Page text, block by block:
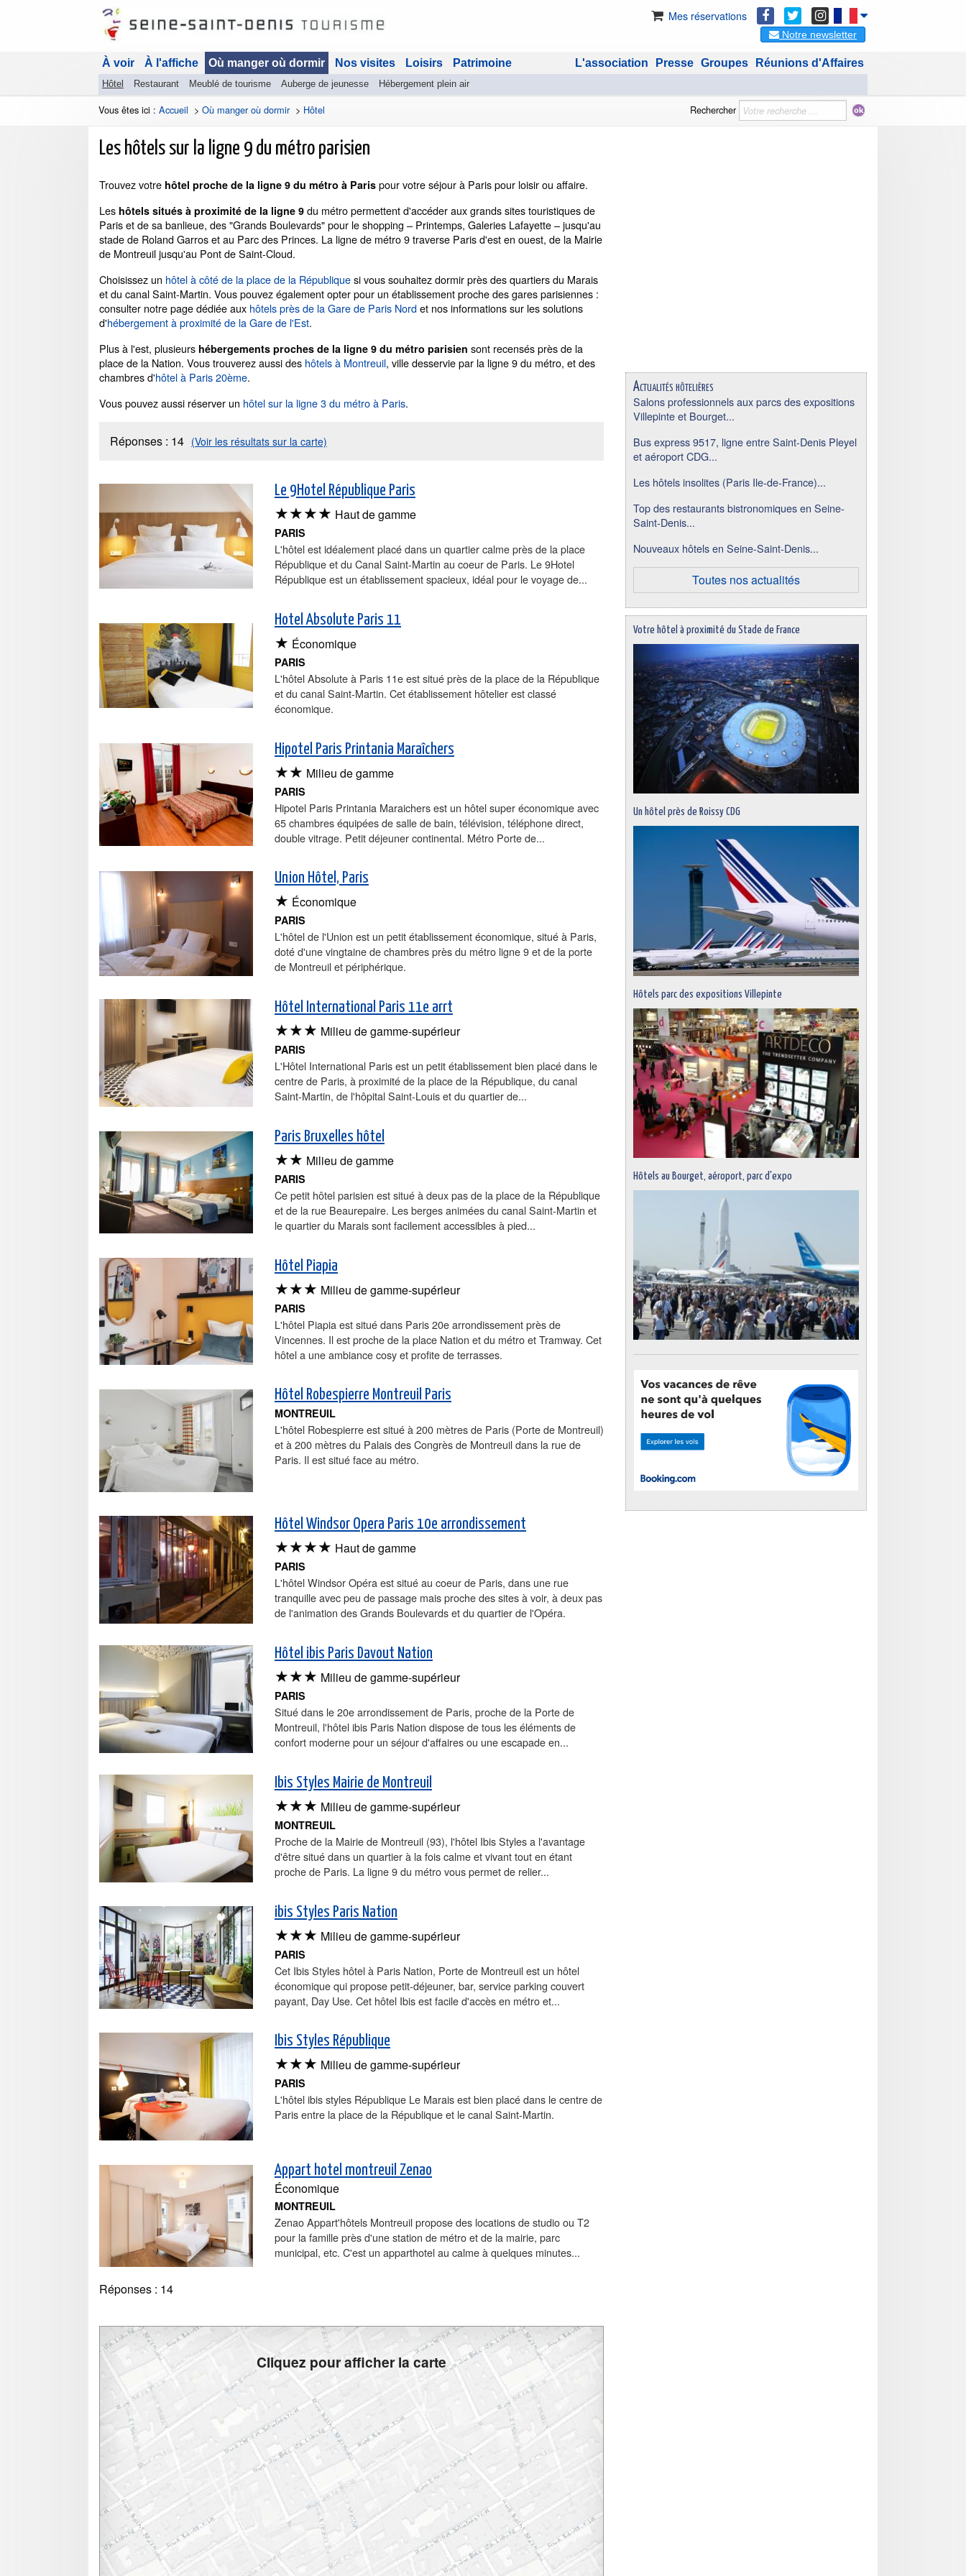
Mes réservations
Notre newsletter
À voir À l'affiche Où manger où dormir
Hôtel Restaurant Meublé de tourisme Auberge de jeunesse Hébergement plein air
Nos visites Loisirs Patrimoine Réunions d'Affaires
Groupes
Presse
L'association
Vous êtes ici : Accueil > Où manger où dormir> Hôtel Rechercher
Les hôtels sur la ligne 9 du métro parisien
Trouvez votre hôtel proche de la ligne 9 du métro à Paris pour votre séjour à Paris pour loisir ou affaire.
Les hôtels situés à proximité de la ligne 9 du métro permettent d'accéder aux grands sites touristiques de
Paris et de sa banlieue, des "Grands Boulevards" pour le shopping – Printemps, Galeries Lafayette – jusqu'au
stade de Roland Garros et au Parc des Princes. La ligne de métro 9 traverse Paris d'est en ouest, de la Mairie
de Montreuil jusqu'au Pont de Saint-Cloud.
Choisissez un hôtel à côté de la place de la Républiquesi vous souhaitez dormir près des quartiers du Marais
et du canal Saint-Martin. Vous pouvez également opter pour un établissement proche des gares parisiennes :
consulter notre page dédiée aux hôtels près de la Gare de Paris Nordet nos informations sur les solutions
d'hébergement à proximité de la Gare de l'Est.
Plus à l'est, plusieurs hébergements proches de la ligne 9 du métro parisien sont recensés près de la
place de la Nation. Vous trouverez aussi des hôtels à Montreuil, ville desservie par la ligne 9 du métro, et des
chambres d'hôtel à Paris 20ème.
Vous pouvez aussi réserver un hôtel sur la ligne 3 du métro à Paris.
Réponses : 14 (Voir les résultats sur la carte)
Le 9Hotel République Paris
★★★★ Haut de gamme
PARIS
L'hôtel est idéalement placé dans un quartier calme près de la place
République et du Canal Saint-Martin au coeur de Paris. Le 9Hotel
République est un établissement spacieux, idéal pour le voyage de...
Hotel Absolute Paris 11
★ Économique
PARIS
L'hôtel Absolute à Paris 11e est situé près de la place de la République
et du canal Saint-Martin. Cet établissement hôtelier est classé
économique.
Hipotel Paris Printania Maraîchers
★★ Milieu de gamme
PARIS
Hipotel Paris Printania Maraichers est un hôtel super économique avec
65 chambres équipées de salle de bain, télévision, téléphone direct,
double vitrage. Petit déjeuner continental. Métro Porte de...
Union Hôtel, Paris
★ Économique
PARIS
L'hôtel de l'Union est un petit établissement économique, situé à Paris,
doté d'une vingtaine de chambres près du métro ligne 9 et de la porte
de Montreuil et périphérique.
Hôtel International Paris 11e arrt
★★★ Milieu de gamme-supérieur
PARIS
L'Hôtel International Paris est un petit établissement bien placé dans le
centre de Paris, à proximité de la place de la République, du canal
Saint-Martin, de l'hôpital Saint-Louis et du quartier de...
Paris Bruxelles hôtel
★★ Milieu de gamme
PARIS
Ce petit hôtel parisien est situé à deux pas de la place de la République
et de la rue Beaurepaire. Les berges animées du canal Saint-Martin et
le quartier du Marais sont facilement accessibles à pied...
Hôtel Piapia
★★★ Milieu de gamme-supérieur
PARIS
L'hôtel Piapia est situé dans Paris 20e arrondissement près de
Vincennes. Il est proche de la place Nation et du métro et Tramway. Cet
hôtel a une ambiance cosy et profite de terrasses.
Hôtel Robespierre Montreuil Paris
MONTREUIL
L'hôtel Robespierre est situé à 200 mètres de Paris (Porte de Montreuil)
et à 200 mètres du Palais des Congrès de Montreuil dans la rue de
Paris. Il est situé face au métro.
Hôtel Windsor Opera Paris 10e arrondissement
★★★★ Haut de gamme
PARIS
L'hôtel Windsor Opéra est situé au coeur de Paris, dans une rue
tranquille avec peu de passage mais proche des sites à voir, à deux pas
de l'animation des Grands Boulevards et du quartier de l'Opéra.
Hôtel ibis Paris Davout Nation
★★★ Milieu de gamme-supérieur
PARIS
Situé dans le 20e arrondissement de Paris, proche de la Porte de
Montreuil, l'hôtel ibis Paris Nation dispose de tous les éléments de
confort moderne pour un séjour d'affaires ou une escapade en...
Ibis Styles Mairie de Montreuil
★★★ Milieu de gamme-supérieur
MONTREUIL
Proche de la Mairie de Montreuil (93), l'hôtel Ibis Styles a l'avantage
d'être situé dans un quartier à la fois calme et vivant tout en étant
proche de Paris. La ligne 9 du métro vous permet de relier...
ibis Styles Paris Nation
★★★ Milieu de gamme-supérieur
PARIS
Cet Ibis Styles hôtel à Paris Nation, Porte de Montreuil est un hôtel
économique qui propose petit-déjeuner, bar, service parking couvert
payant, Day Use. Cet hôtel Ibis est facile d'accès en métro et...
Ibis Styles République
★★★ Milieu de gamme-supérieur
PARIS
L'hôtel ibis styles République Le Marais est bien placé dans le centre de
Paris entre la place de la République et le canal Saint-Martin.
Appart hotel montreuil Zenao
Économique
MONTREUIL
Zenao Appart'hôtels Montreuil propose des locations de studio ou T2
pour la famille près d'une station de métro et de la mairie, parc
municipal, etc. C'est un apparthotel au calme à quelques minutes...
Réponses : 14
Cliquez pour afficher la carte
Actualités hôtelières
Salons professionnels aux parcs des expositions
Villepinte et Bourget...
Bus express 9517, ligne entre Saint-Denis Pleyel
et aéroport CDG...
Les hôtels insolites (Paris Ile-de-France)...
Top des restaurants bistronomiques en Seine-
Saint-Denis...
Nouveaux hôtels en Seine-Saint-Denis...
Toutes nos actualités
Votre hôtel à proximité du Stade de France
Un hôtel près de Roissy CDG
Hôtels parc des expositions Villepinte
Hôtels au Bourget, aéroport, parc d'expo